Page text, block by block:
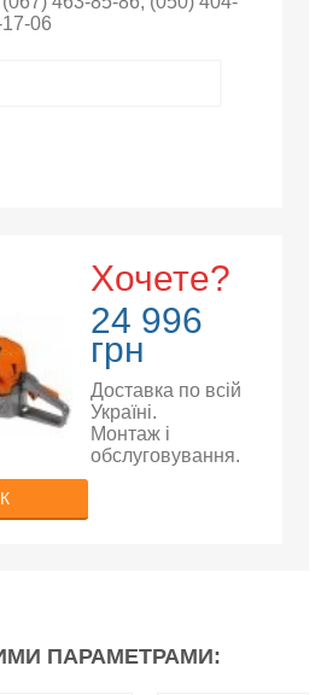
06
Хочете?
24 996
грн
Доставка по всій
Україні.
Монтаж і
обслуговування.
ПАРАМЕТРАМИ: